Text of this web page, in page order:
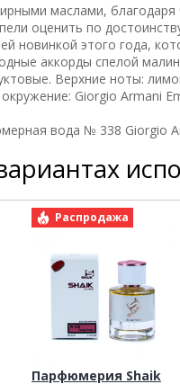
маслами,
оценить по
новинкой этого года,
аккорды спелой
Верхние ноты:
Giorgio Armani
вода № 338 Giorgio
Распродажа
Парфюмерия Shaik